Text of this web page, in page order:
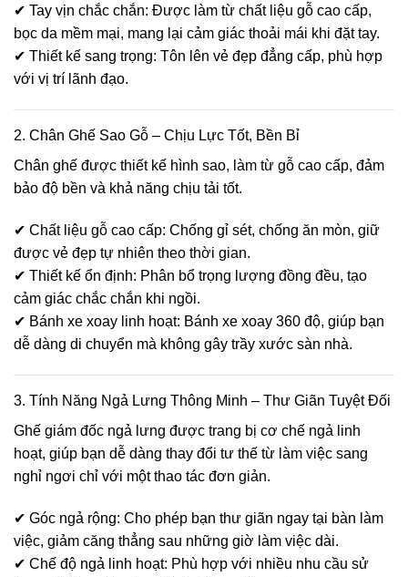
✔ Tay vịn chắc chắn: Được làm từ chất liệu gỗ cao cấp,
bọc da mềm mại, mang lại cảm giác thoải mái khi đặt tay.
✔ Thiết kế sang trọng: Tôn lên vẻ đẹp đẳng cấp, phù hợp
với vị trí lãnh đạo.
2. Chân Ghế Sao Gỗ – Chịu Lực Tốt, Bền Bỉ
Chân ghế được thiết kế hình sao, làm từ gỗ cao cấp, đảm
bảo độ bền và khả năng chịu tải tốt.
✔ Chất liệu gỗ cao cấp: Chống gỉ sét, chống ăn mòn, giữ
được vẻ đẹp tự nhiên theo thời gian.
✔ Thiết kế ổn định: Phân bổ trọng lượng đồng đều, tạo
cảm giác chắc chắn khi ngồi.
✔ Bánh xe xoay linh hoạt: Bánh xe xoay 360 độ, giúp bạn
dễ dàng di chuyển mà không gây trầy xước sàn nhà.
3. Tính Năng Ngả Lưng Thông Minh – Thư Giãn Tuyệt Đối
Ghế giám đốc ngả lưng được trang bị cơ chế ngả linh
hoạt, giúp bạn dễ dàng thay đổi tư thế từ làm việc sang
nghỉ ngơi chỉ với một thao tác đơn giản.
✔ Góc ngả rộng: Cho phép bạn thư giãn ngay tại bàn làm
việc, giảm căng thẳng sau những giờ làm việc dài.
✔ Chế độ ngả linh hoạt: Phù hợp với nhiều nhu cầu sử